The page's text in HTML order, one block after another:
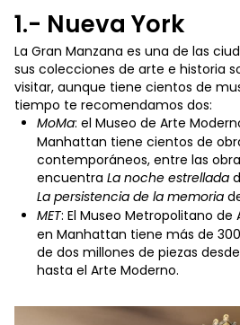
1.- Nueva York
La Gran Manzana es una de las
sus colecciones de arte e historia
visitar, aunque tiene cientos de
tiempo te recomendamos dos:
MoMa: el Museo de Arte
Manhattan tiene cientos de
contemporáneos, entre las
encuentra La noche estrellada
La persistencia de la memoria
MET: El Museo Metropolitano
en Manhattan tiene más de
de dos millones de piezas
hasta el Arte Moderno.